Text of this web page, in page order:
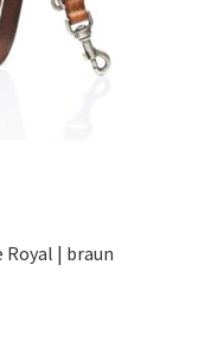
Royal | braun